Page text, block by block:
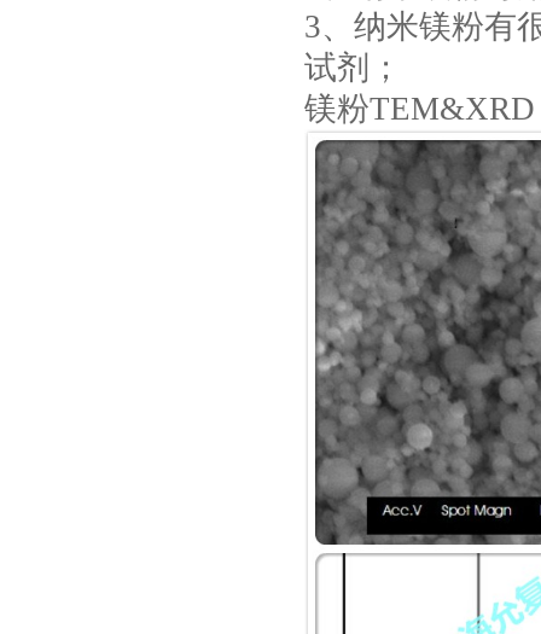
3、纳米镁粉有
试剂；
镁粉TEM&XRD